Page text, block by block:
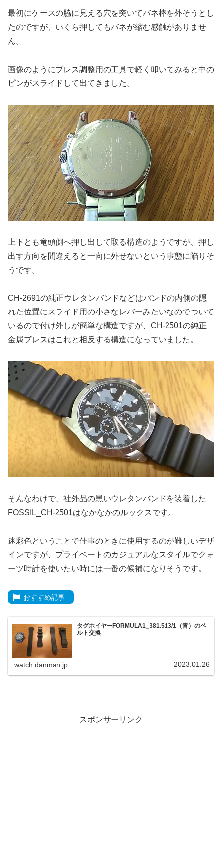
最初にケースの脇に見える穴を突いてバネ棒を外そうとし
たのですが、いくら押してもバネが縮む感触がありませ
ん。
画像のようにブレス調整用の工具で軽く叩いてみると中の
ピンがスライドして出てきました。
上下とも竜頭側へ押し出して取る構造のようですが、押し
出す方向を間違えると一向に外せないという事態に陥りそ
うです。
CH-2691の純正ウレタンバンドなどはバンドの内側の隠
れた位置にスライド用の小さなレバーみたいなのでついて
いるので付け外しが簡単な構造ですが、CH-2501の純正
金属ブレスはこれと相反する構造になっていました。
そんなわけで、社外品の黒いウレタンバンドを装着した
FOSSIL_CH-2501はなかなかのルックスです。
迷彩色ということで仕事のときに使用するのが難しいデザ
インですが、プライベートのカジュアルなスタイルでクォ
ーツ時計を使いたい時には一番の候補になりそうです。
おすすめ記事
タグホイヤーFORMULA1_381.513/1（青）のベ
ルト交換
watch.danman.jp 2023.01.26
スポンサーリンク